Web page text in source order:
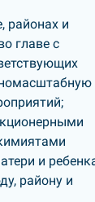
районах и
главе с
и
району и